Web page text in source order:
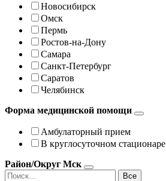
Новосибирск
Омск
Пермь
Ростов-на-Дону
Самара
Санкт-Петербург
Саратов
Челябинск
Форма медицинской помощи
Амбулаторный прием
В круглосуточном стационаре
Район/Округ Мск
Все